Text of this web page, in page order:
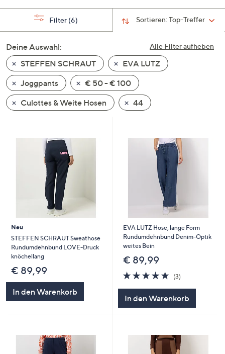
nach
und
nach
unten
oder
wischen
Sie
auf
nach
anzuzeigen.
Sortieren:Top-Treffer
Filter (6)
Alle Filter aufheben
Deine Auswahl:
STEFFEN SCHRAUT
EVA LUTZ
Joggpants
€ 50 - € 100
Culottes & Weite Hosen
44
Neu
STEFFEN SCHRAUT Sweathose
Rundumdehnbund LOVE-Druck
knöchellang
€ 89,99
In den Warenkorb
EVA LUTZ Hose, lange Form
Rundumdehnbund Denim-Optik
weites Bein
€ 89,99
5.0
von
(3)3
In den Warenkorb